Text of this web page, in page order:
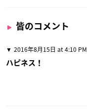
皆のコメント
2016年8月15日 at 4:10 PM
ハピネス！